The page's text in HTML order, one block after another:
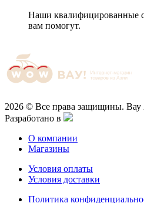
Наши квалифицированные
вам помогут.
2026 © Все права защищины. Вау
Разработано в
О компании
Магазины
Условия оплаты
Условия доставки
Политика